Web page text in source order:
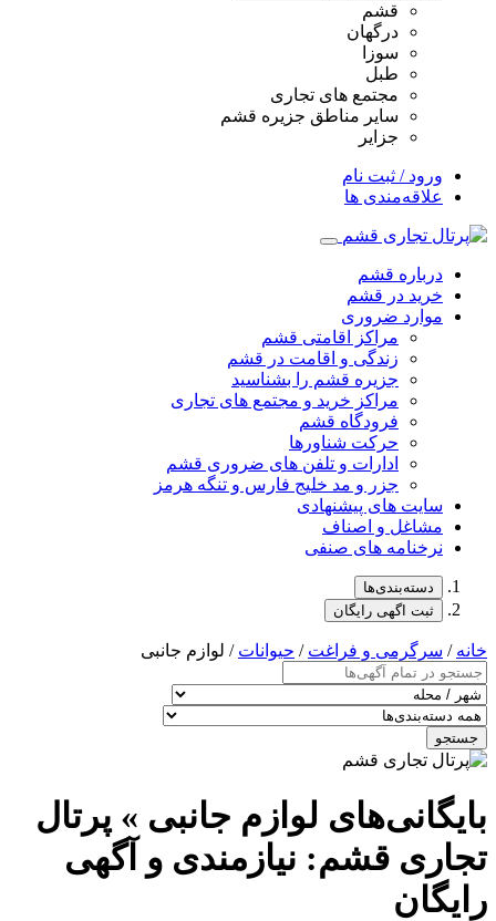
قشم
درگهان
سوزا
طبل
مجتمع های تجاری
سایر مناطق جزیره قشم
جزایر
ورود / ثبت نام
علاقه‌مندی ها
درباره قشم
خرید در قشم
موارد ضروری
مراکز اقامتی قشم
زندگی و اقامت در قشم
جزیره قشم را بشناسید
مراکز خرید و مجتمع های تجاری
فرودگاه قشم
حرکت شناورها
ادارات و تلفن های ضروری قشم
جزر و مد خلیج فارس و تنگه هرمز
سایت های پیشنهادی
مشاغل و اصناف
نرخنامه های صنفی
دسته‌بندی‌ها
ثبت اگهی رایگان
خانه / سرگرمی و فراغت / حیوانات / لوازم جانبی
جستجو
بایگانی‌های لوازم جانبی » پرتال
تجاری قشم: نیازمندی و آگهی
رایگان